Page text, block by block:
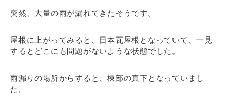
突然、大量の雨が漏れてきたそうです。
屋根に上がってみると、日本瓦屋根となっていて、一見
するとどこにも問題がないような状態でした。
雨漏りの場所からすると、棟部の真下となっていまし
た。